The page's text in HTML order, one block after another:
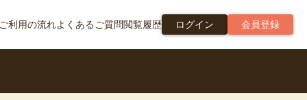
ご利用の流れよくあるご質問閲覧履歴 ログイン 会員登録